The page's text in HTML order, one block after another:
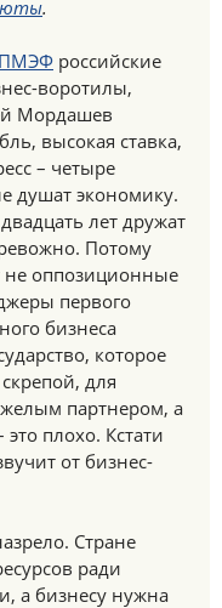
.
российские
воротилы,
Мордашев
высокая ставка,
– четыре
душат экономику.
лет дружат
Потому
не оппозиционные
первого
бизнеса
которое
для
партнером, а
плохо. Кстати
от бизнес-
Стране
ради
а бизнесу нужна